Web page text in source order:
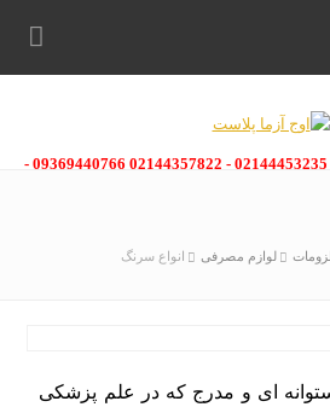
مشاوره و فروش: 02144453235 - 02144357822 09369440766 -
لوازم مصرفی انواع سرنگ
ای و مدرج که در علم پزشکی